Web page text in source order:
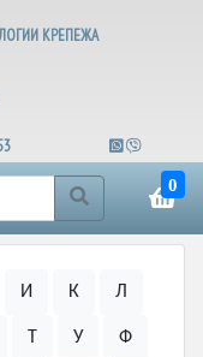
КРЕПЕЖА
0
И К Л
Т У Ф